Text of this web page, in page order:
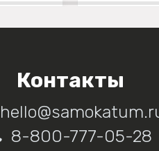
Контакты
8-800-777-05-28